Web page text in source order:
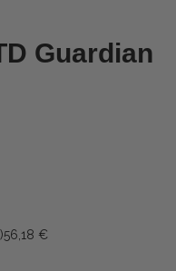
Guardian
56,18 €